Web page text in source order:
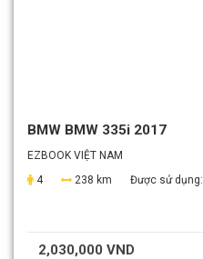
BMW BMW 335i 2017
EZBOOK VIỆT NAM
4
238 km Được sử dụng:
2,030,000 VND